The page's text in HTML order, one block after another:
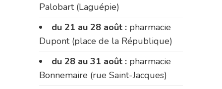
Palobart (Laguépie)
du 21 au 28 août : pharmacie
Dupont (place de la République)
du 28 au 31 août : pharmacie
Bonnemaire (rue Saint-Jacques)